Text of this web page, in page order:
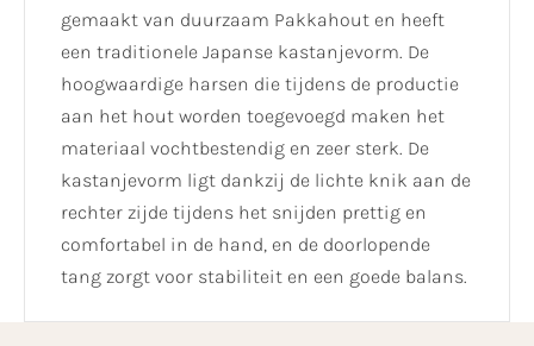
gemaakt van duurzaam Pakkahout en heeft
een traditionele Japanse kastanjevorm. De
hoogwaardige harsen die tijdens de productie
aan het hout worden toegevoegd maken het
materiaal vochtbestendig en zeer sterk. De
kastanjevorm ligt dankzij de lichte knik aan de
rechter zijde tijdens het snijden prettig en
comfortabel in de hand, en de doorlopende
tang zorgt voor stabiliteit en een goede balans.